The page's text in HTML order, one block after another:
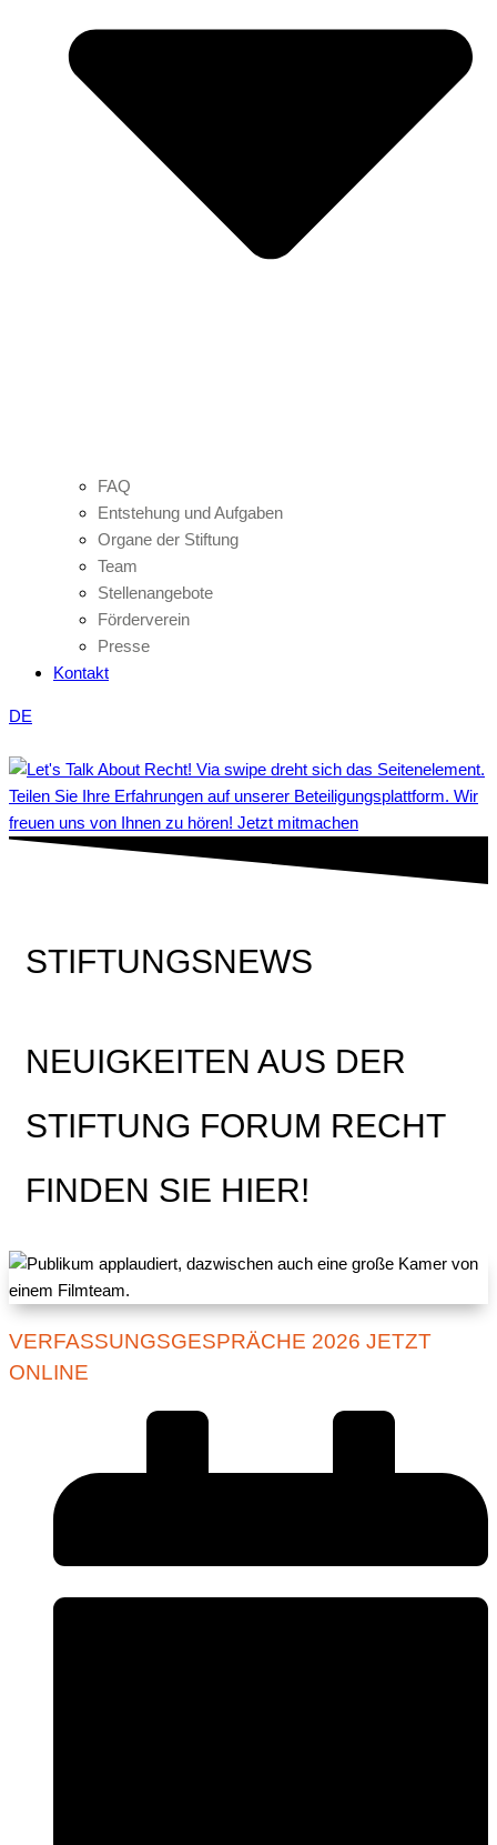
FAQ
Entstehung und Aufgaben
Organe der Stiftung
Team
Stellenangebote
Förderverein
Presse
Kontakt
DE
Teilen Sie Ihre Erfahrungen auf unserer Beteiligungsplattform. Wir
freuen uns von Ihnen zu hören! Jetzt mitmachen
STIFTUNGSNEWS
NEUIGKEITEN AUS DER
STIFTUNG FORUM RECHT
FINDEN SIE HIER!
VERFASSUNGSGESPRÄCHE 2026 JETZT
ONLINE